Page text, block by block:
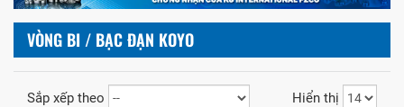
VÒNG BI / BẠC ĐẠN KOYO
Sắp xếp theo Hiển thị